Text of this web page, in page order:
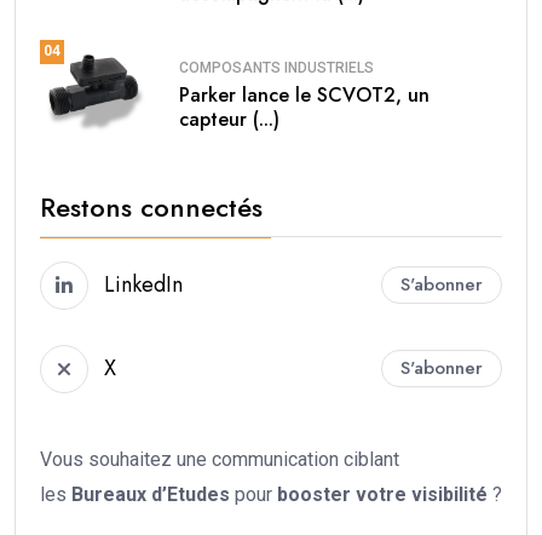
04
COMPOSANTS INDUSTRIELS
Parker lance le SCVOT2, un
capteur (...)
Restons connectés
LinkedIn S'abonner
X S'abonner
Vous souhaitez une communication ciblant
les Bureaux d’Etudes pour booster votre visibilité ?